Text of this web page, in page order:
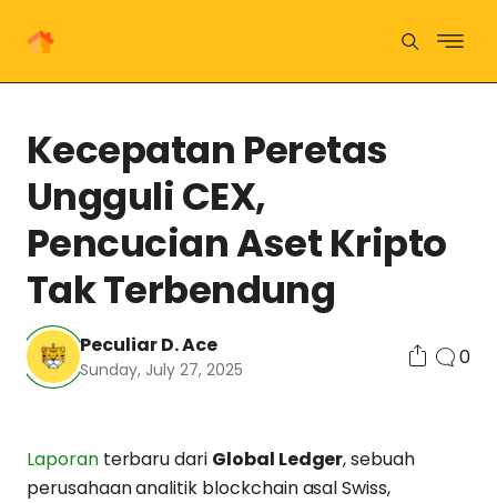
Kecepatan Peretas
Ungguli CEX,
Pencucian Aset Kripto
Tak Terbendung
Peculiar D. Ace
Sunday, July 27, 2025
0
Laporanterbaru dari Global Ledger, sebuah
perusahaan analitik blockchain asal Swiss,